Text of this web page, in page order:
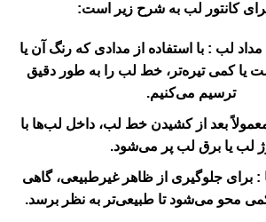
کانتور لب به شرح زیر است:
لب : با استفاده از مدادی که رنگ آن یا
یا کمی تیره‌تر، خط لب را به طور دقیق
ترسیم می‌کنیم.
بعد از کشیدن خط لب، داخل لب‌ها با
لب یا برق لب پر می‌شود.
: برای جلوگیری از ظاهر غیرطبیعی، گاهی
محو می‌شود تا طبیعی‌تر به نظر برسد.